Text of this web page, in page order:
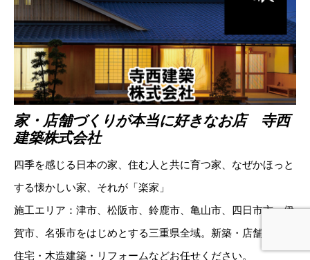
家・店舗づくりが本当に好きなお店 寺西
建築株式会社
四季を感じる日本の家、住む人と共に育つ家、なぜかほっと
する懐かしい家、それが「楽家」
施工エリア：津市、松阪市、鈴鹿市、亀山市、四日市市、伊
賀市、名張市をはじめとする三重県全域。新築・店舗・注文
住宅・木造建築・リフォームなどお任せください。